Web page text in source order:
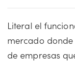
Literal el
mercado
de empresas